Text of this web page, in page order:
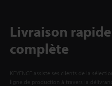
Livraison
complète
KEYENCE assiste ses clients de la
ligne de production à travers la